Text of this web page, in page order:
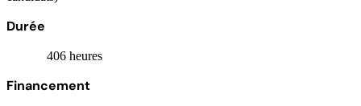
Durée
406 heures
Financement